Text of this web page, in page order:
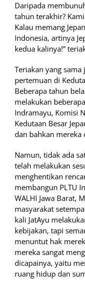
Daripada
tahun terakhir?
Kalau memang
Indonesia, artinya
kedua kalinya!”
Teriakan yang
pertemuan di
Beberapa tahun
melakukan
Indramayu, Komisi
Kedutaan Besar
dan bahkan mereka
Namun, tidak ada
telah melakukan
menghentikan
membangun PLTU
WALHI Jawa Barat,
masyarakat
kali JatAyu
kebijakan, tapi
menuntut hak
mereka sangat
dicapainya, yaitu
ruang hidup dan